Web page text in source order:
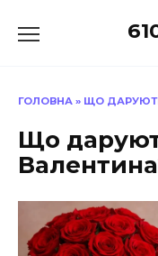
до
ГОЛОВНА » ЩО
Що